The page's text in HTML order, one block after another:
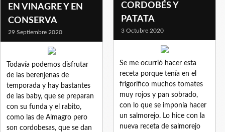
CORDOBÉS Y
PATATA
3 Octubre 2020
Se me ocurrió hacer esta
receta porque tenía en el
frigorífico muchos tomates
muy rojos y pan sobrado,
con lo que se imponía hacer
un salmorejo. Lo hice con la
nueva receta de salmorejo
EN VINAGRE Y EN
CONSERVA
29 Septiembre 2020
Todavía podemos disfrutar
de las berenjenas de
temporada y hay bastantes
de las baby, que se preparan
con su funda y el rabito,
como las de Almagro pero
son cordobesas, que se dan